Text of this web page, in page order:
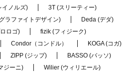
イノルズ)
3T (スリーティー)
ラファイトデザイン)
Deda (デダ)
ロゴ)
fizik (フィジーク)
Condor（コンドル）
KOGA (コガ)
ZIPP (ジップ)
BASSO (バッソ)
ジーニ)
Wilier (ウィリエール)